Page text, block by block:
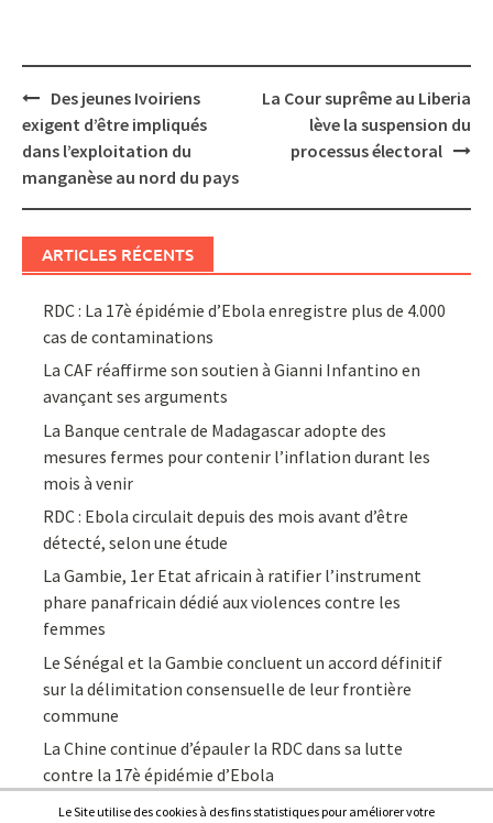
Post
navigation
Des jeunes Ivoiriens
exigent d’être impliqués
dans l’exploitation du
manganèse au nord du pays
La Cour suprême au Liberia
lève la suspension du
processus électoral
ARTICLES RÉCENTS
RDC : La 17è épidémie d’Ebola enregistre plus de 4.000
cas de contaminations
La CAF réaffirme son soutien à Gianni Infantino en
avançant ses arguments
La Banque centrale de Madagascar adopte des
mesures fermes pour contenir l’inflation durant les
mois à venir
RDC : Ebola circulait depuis des mois avant d’être
détecté, selon une étude
La Gambie, 1er Etat africain à ratifier l’instrument
phare panafricain dédié aux violences contre les
femmes
Le Sénégal et la Gambie concluent un accord définitif
sur la délimitation consensuelle de leur frontière
commune
La Chine continue d’épauler la RDC dans sa lutte
contre la 17è épidémie d’Ebola
Le Site utilise des cookies à des fins statistiques pour améliorer votre